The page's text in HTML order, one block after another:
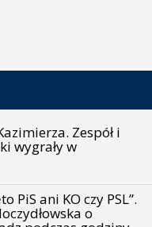
Zespół i
wygrały w
PiS ani KO czy PSL”.
o